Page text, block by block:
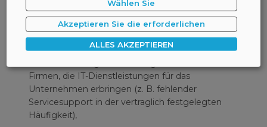
die sofortige Erkennung von Diebstahlsversuchen
oder Datenverlusten (z. B. Kopieren von Daten auf
einen USB-Stick),
Firmen, die IT-Dienstleistungen für das
Unternehmen erbringen (z. B. fehlender
Servicesupport in der vertraglich festgelegten
Häufigkeit),
Wählen Sie
Akzeptieren Sie die erforderlichen
ALLES AKZEPTIEREN